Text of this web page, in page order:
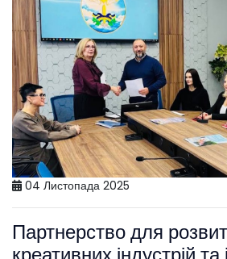
04 Листопада 2025
Партнерство для